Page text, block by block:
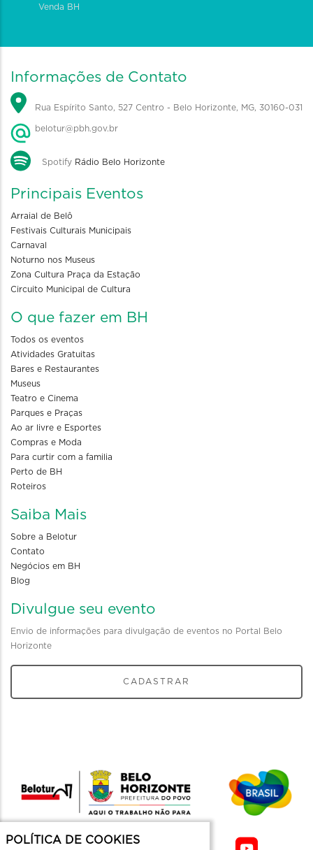
Venda BH
Informações de Contato
Rua Espírito Santo, 527 Centro - Belo Horizonte, MG, 30160-031
belotur@pbh.gov.br
Spotify Rádio Belo Horizonte
Principais Eventos
Arraial de Belô
Festivais Culturais Municipais
Carnaval
Noturno nos Museus
Zona Cultura Praça da Estação
Circuito Municipal de Cultura
O que fazer em BH
Todos os eventos
Atividades Gratuitas
Bares e Restaurantes
Museus
Teatro e Cinema
Parques e Praças
Ao ar livre e Esportes
Compras e Moda
Para curtir com a familia
Perto de BH
Roteiros
Saiba Mais
Sobre a Belotur
Contato
Negócios em BH
Blog
Divulgue seu evento
Envio de informações para divulgação de eventos no Portal Belo
Horizonte
CADASTRAR
POLÍTICA DE COOKIES